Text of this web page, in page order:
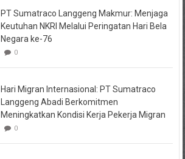
PT Sumatraco Langgeng Makmur: Menjaga
Keutuhan NKRI Melalui Peringatan Hari Bela
Negara ke-76
0
Hari Migran Internasional: PT Sumatraco
Langgeng Abadi Berkomitmen
Meningkatkan Kondisi Kerja Pekerja Migran
0